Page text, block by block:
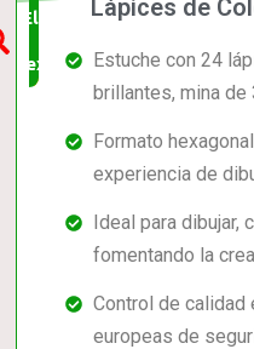
Elección
experta
Lápices de
Estuche con 24
brillantes, mina de
Formato
experiencia de
Ideal para dibujar,
fomentando la
Control de
europeas de